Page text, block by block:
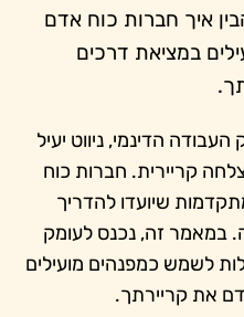
איך חברות כוח אדם
במציאת דרכים
הדינמי, ניווט יעיל
קריירית. חברות כוח
שיועדו להדריך
במאמר זה, נכנס לעומק
לשמש כמפנהים מועילים
את קריירתך.